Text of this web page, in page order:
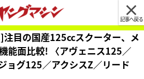
記事へ戻る
目の国産125ccスクーター、メ
能面比較! 〈アヴェニス125／
ョグ125／アクシスZ／リード